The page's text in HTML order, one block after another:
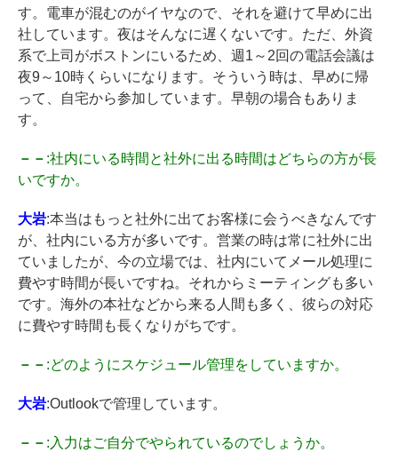
す。電車が混むのがイヤなので、それを避けて早めに出
社しています。夜はそんなに遅くないです。ただ、外資
系で上司がボストンにいるため、週1～2回の電話会議は
夜9～10時くらいになります。そういう時は、早めに帰
って、自宅から参加しています。早朝の場合もありま
す。
－－ :社内にいる時間と社外に出る時間はどちらの方が長
いですか。
大岩:本当はもっと社外に出てお客様に会うべきなんです
が、社内にいる方が多いです。営業の時は常に社外に出
ていましたが、今の立場では、社内にいてメール処理に
費やす時間が長いですね。それからミーティングも多い
です。海外の本社などから来る人間も多く、彼らの対応
に費やす時間も長くなりがちです。
－－ :どのようにスケジュール管理をしていますか。
大岩:Outlookで管理しています。
－－ :入力はご自分でやられているのでしょうか。